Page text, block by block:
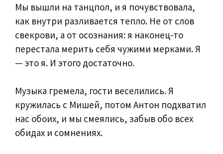
Мы вышли на танцпол, и я почувствовала,
как внутри разливается тепло. Не от слов
свекрови, а от осознания: я наконец‑то
перестала мерить себя чужими мерками. Я
— это я. И этого достаточно.
Музыка гремела, гости веселились. Я
кружилась с Мишей, потом Антон подхватил
нас обоих, и мы смеялись, забыв обо всех
обидах и сомнениях.